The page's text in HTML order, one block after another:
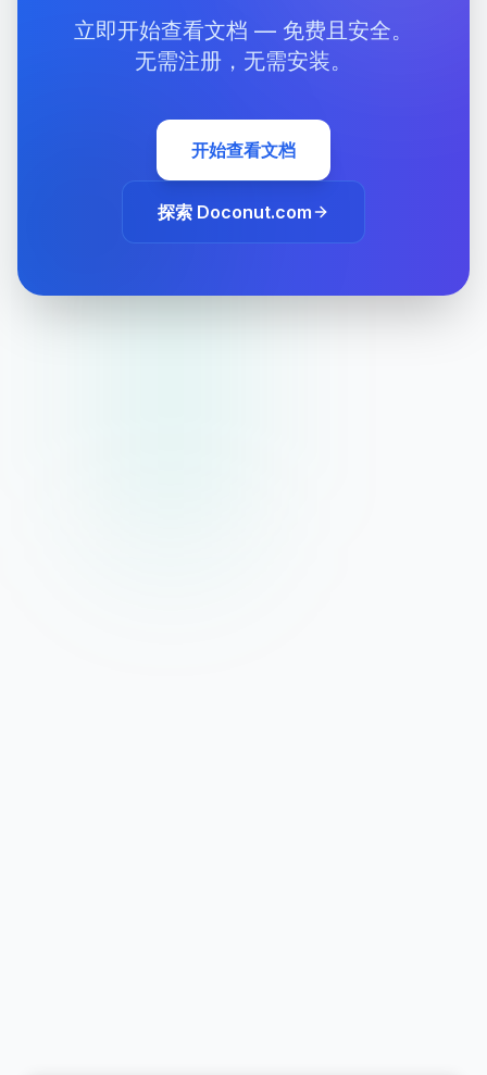
立即开始查看文档 — 免费且安全。
无需注册，无需安装。
开始查看文档
探索 Doconut.com